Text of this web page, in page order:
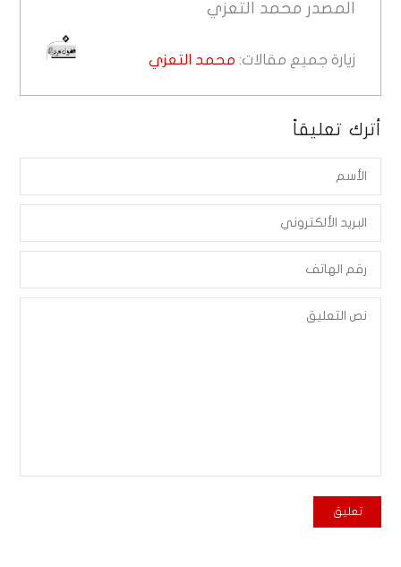
المصدر محمد التعزي
زيارة جميع مقالات: محمد التعزي
أترك تعليقاً